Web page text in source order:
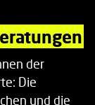
der
Die
und die